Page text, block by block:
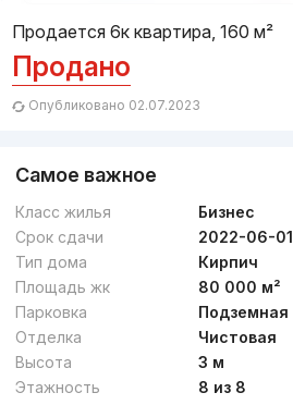
Продается 6к квартира, 160 м²
Продано
Опубликовано 02.07.2023
Самое важное
Класс жилья
Бизнес
Срок сдачи
2022-06-01
Тип дома
Кирпич
Площадь жк
80 000 м²
Парковка
Подземная
Отделка
Чистовая
Высота
3 м
Этажность
8 из 8